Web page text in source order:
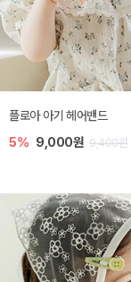
플로아 아기 헤어밴드
5% 9,000원 9,400원